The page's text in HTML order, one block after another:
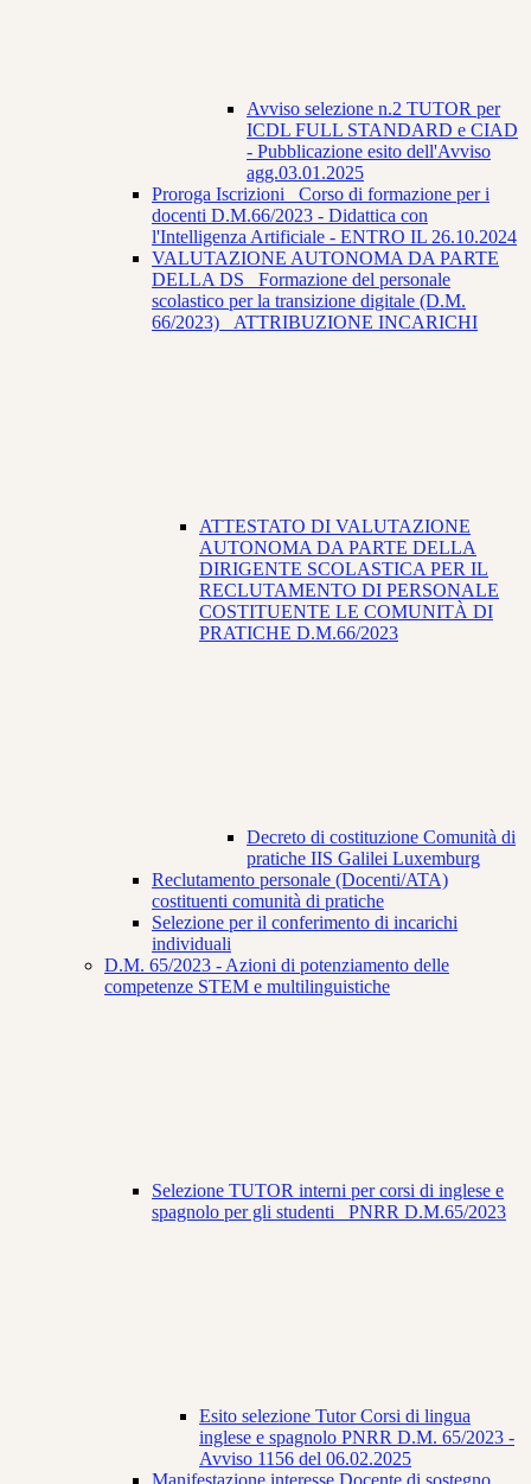
Avviso selezione n.2 TUTOR per
ICDL FULL STANDARD e CIAD
- Pubblicazione esito dell'Avviso
agg.03.01.2025
Proroga Iscrizioni_ Corso di formazione per i
docenti D.M.66/2023 - Didattica con
l'Intelligenza Artificiale - ENTRO IL 26.10.2024
VALUTAZIONE AUTONOMA DA PARTE
DELLA DS_ Formazione del personale
scolastico per la transizione digitale (D.M.
66/2023) _ATTRIBUZIONE INCARICHI
ATTESTATO DI VALUTAZIONE
AUTONOMA DA PARTE DELLA
DIRIGENTE SCOLASTICA PER IL
RECLUTAMENTO DI PERSONALE
COSTITUENTE LE COMUNITÀ DI
PRATICHE D.M.66/2023
Decreto di costituzione Comunità di
pratiche IIS Galilei Luxemburg
Reclutamento personale (Docenti/ATA)
costituenti comunità di pratiche
Selezione per il conferimento di incarichi
individuali
D.M. 65/2023 - Azioni di potenziamento delle
competenze STEM e multilinguistiche
Selezione TUTOR interni per corsi di inglese e
spagnolo per gli studenti_ PNRR D.M.65/2023
Esito selezione Tutor Corsi di lingua
inglese e spagnolo PNRR D.M. 65/2023 -
Avviso 1156 del 06.02.2025